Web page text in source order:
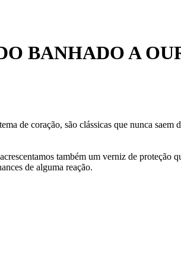
BANHADO A
de coração, são clássicas que nunca
também um verniz de proteção
de alguma reação.